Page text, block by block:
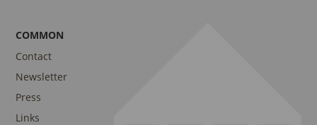
COMMON
Contact
Newsletter
Press
Links